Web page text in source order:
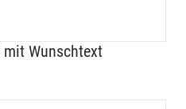
Wunschtext